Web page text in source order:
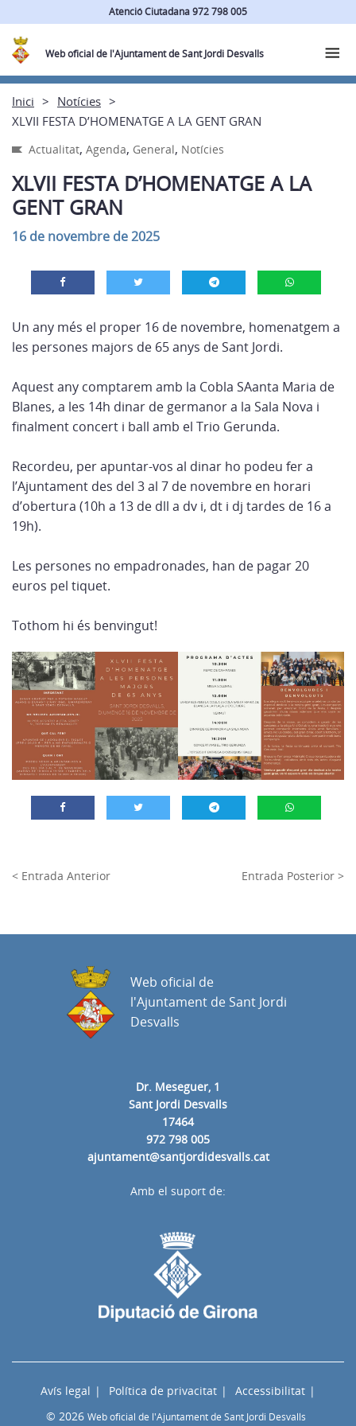
Atenció Ciutadana 972 798 005
Web oficial de l'Ajuntament de Sant Jordi Desvalls
Inici
Notícies
XLVII FESTA D’HOMENATGE A LA GENT GRAN
Actualitat, Agenda, General, Notícies
XLVII FESTA D’HOMENATGE A LA
GENT GRAN
16 de novembre de 2025
Un any més el proper 16 de novembre, homenatgem a
les persones majors de 65 anys de Sant Jordi.
Aquest any comptarem amb la Cobla SAanta Maria de
Blanes, a les 14h dinar de germanor a la Sala Nova i
finalment concert i ball amb el Trio Gerunda.
Recordeu, per apuntar-vos al dinar ho podeu fer a
l’Ajuntament des del 3 al 7 de novembre en horari
d’obertura (10h a 13 de dll a dv i, dt i dj tardes de 16 a
19h).
Les persones no empadronades, han de pagar 20
euros pel tiquet.
Tothom hi és benvingut!
< Entrada Anterior Entrada Posterior >
Dr. Meseguer, 1
Sant Jordi Desvalls
17464
972 798 005
ajuntament@santjordidesvalls.cat
Web oficial de
l'Ajuntament de Sant Jordi
Desvalls
Avís legal Política de privacitat
Accessibilitat
© 2026 Web oficial de l'Ajuntament de Sant Jordi Desvalls
Amb el suport de: